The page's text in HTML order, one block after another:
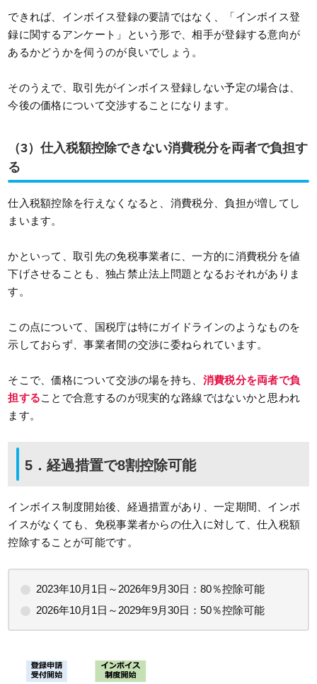
できれば、インボイス登録の要請ではなく、「インボイス登
録に関するアンケート」という形で、相手が登録する意向が
あるかどうかを伺うのが良いでしょう。
そのうえで、取引先がインボイス登録しない予定の場合は、
今後の価格について交渉することになります。
（3）仕入税額控除できない消費税分を両者で負担す
る
仕入税額控除を行えなくなると、消費税分、負担が増してし
まいます。
かといって、取引先の免税事業者に、一方的に消費税分を値
下げさせることも、独占禁止法上問題となるおそれがありま
す。
この点について、国税庁は特にガイドラインのようなものを
示しておらず、事業者間の交渉に委ねられています。
そこで、価格について交渉の場を持ち、 消費税分を両者で負
担することで合意するのが現実的な路線ではないかと思われ
ます。
5．経過措置で8割控除可能
インボイス制度開始後、経過措置があり、一定期間、インボ
イスがなくても、免税事業者からの仕入に対して、仕入税額
控除することが可能です。
2023年10月1日～2026年9月30日：80％控除可能
2026年10月1日～2029年9月30日：50％控除可能